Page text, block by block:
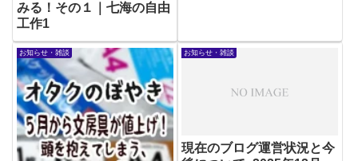
みる！その１｜七海の自由
工作1
お知らせ・雑談 お知らせ・雑談
現在のブログ運営状況と今